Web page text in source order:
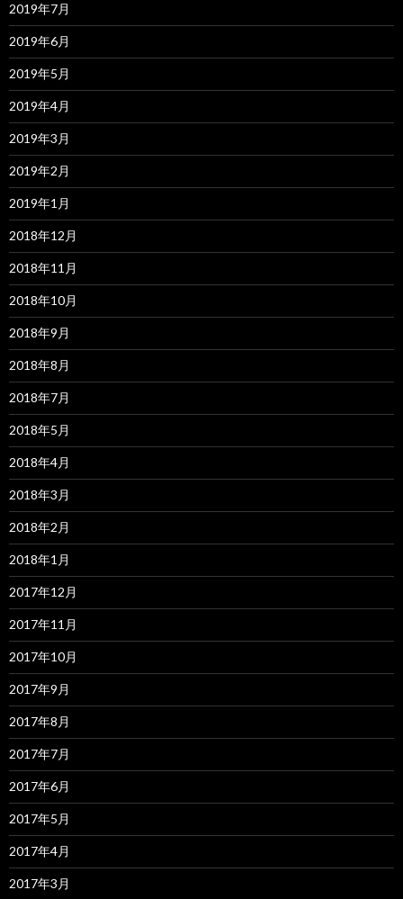
2019年7月
2019年6月
2019年5月
2019年4月
2019年3月
2019年2月
2019年1月
2018年12月
2018年11月
2018年10月
2018年9月
2018年8月
2018年7月
2018年5月
2018年4月
2018年3月
2018年2月
2018年1月
2017年12月
2017年11月
2017年10月
2017年9月
2017年8月
2017年7月
2017年6月
2017年5月
2017年4月
2017年3月